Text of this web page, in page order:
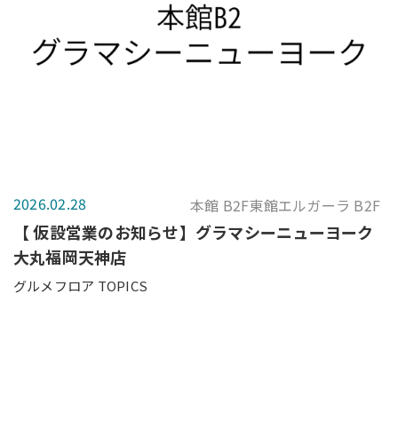
2026.02.28 本館 B2F東館エルガーラ B2F
【 仮設営業のお知らせ】グラマシーニューヨーク
大丸福岡天神店
グルメフロア TOPICS